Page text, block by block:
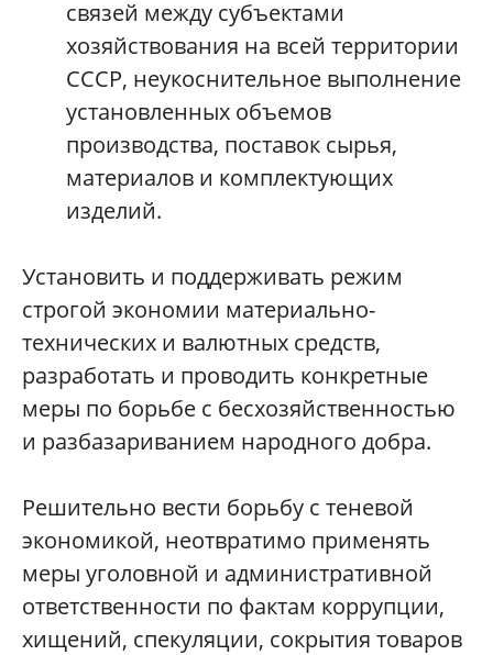
связей между субъектами
хозяйствования на всей территории
СССР, неукоснительное выполнение
установленных объемов
производства, поставок сырья,
материалов и комплектующих
изделий.
Установить и поддерживать режим
строгой экономии материально-
технических и валютных средств,
разработать и проводить конкретные
меры по борьбе с бесхозяйственностью
и разбазариванием народного добра.
Решительно вести борьбу с теневой
экономикой, неотвратимо применять
меры уголовной и административной
ответственности по фактам коррупции,
хищений, спекуляции, сокрытия товаров